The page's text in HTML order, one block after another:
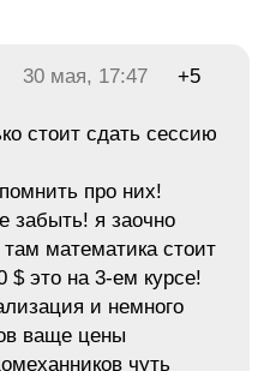
30 мая, 17:47 +5
стоит сдать сессию
про них!
забыть! я заочно
математика стоит
$ это на 3-ем курсе!
и немного
ваще цены
чуть